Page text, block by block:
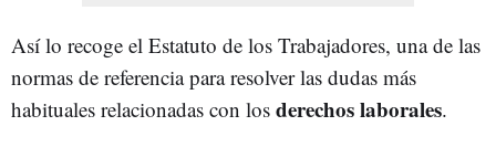
Así lo recoge el Estatuto de los Trabajadores, una de las
normas de referencia para resolver las dudas más
habituales relacionadas con los derechos laborales.